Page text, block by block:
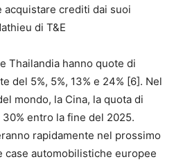
acquistare crediti dai suoi
di T&E
Thailandia hanno quote di
del 5%, 5%, 13% e 24% [6]. Nel
mondo, la Cina, la quota di
entro la fine del 2025.
rapidamente nel prossimo
case automobilistiche europee